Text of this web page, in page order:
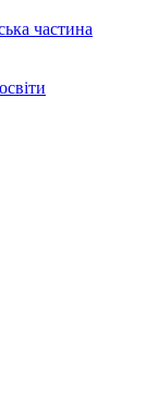
частина